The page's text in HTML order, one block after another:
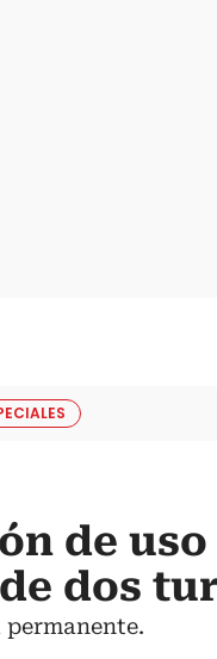
de uso
dos
permanente.